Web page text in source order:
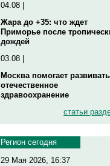
04.08 |
Жара до +35: что ждет
Приморье после
дождей
03.08 |
Москва помогает развивать
отечественное
здравоохранение
статьи
Регион сегодня
29 Мая 2026, 16:37